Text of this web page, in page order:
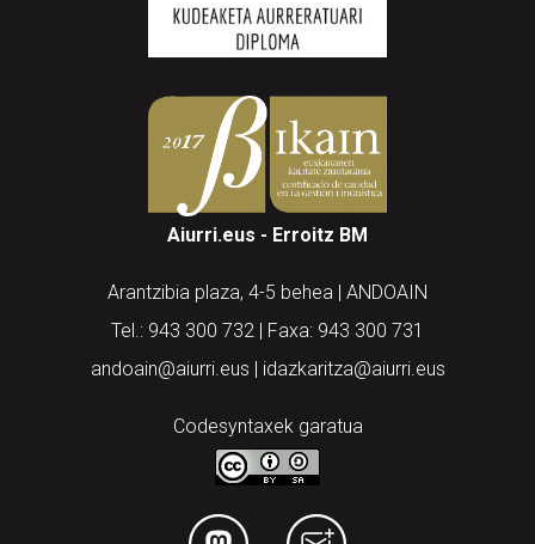
Aiurri.eus - Erroitz BM
Arantzibia plaza, 4-5 behea | ANDOAIN
Tel.: 943 300 732 | Faxa: 943 300 731
andoain@aiurri.eus | idazkaritza@aiurri.eus
Codesyntaxek garatua